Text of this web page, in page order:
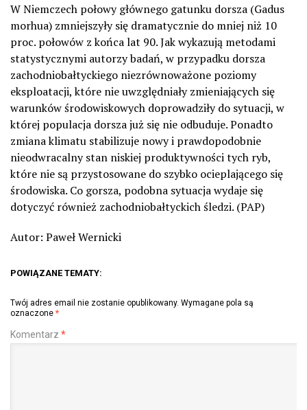
W Niemczech połowy głównego gatunku dorsza (Gadus
morhua) zmniejszyły się dramatycznie do mniej niż 10
proc. połowów z końca lat 90. Jak wykazują metodami
statystycznymi autorzy badań, w przypadku dorsza
zachodniobałtyckiego niezrównoważone poziomy
eksploatacji, które nie uwzględniały zmieniających się
warunków środowiskowych doprowadziły do sytuacji, w
której populacja dorsza już się nie odbuduje. Ponadto
zmiana klimatu stabilizuje nowy i prawdopodobnie
nieodwracalny stan niskiej produktywności tych ryb,
które nie są przystosowane do szybko ocieplającego się
środowiska. Co gorsza, podobna sytuacja wydaje się
dotyczyć również zachodniobałtyckich śledzi. (PAP)
Autor: Paweł Wernicki
POWIĄZANE TEMATY:
Twój adres email nie zostanie opublikowany. Wymagane pola są
oznaczone *
Komentarz *